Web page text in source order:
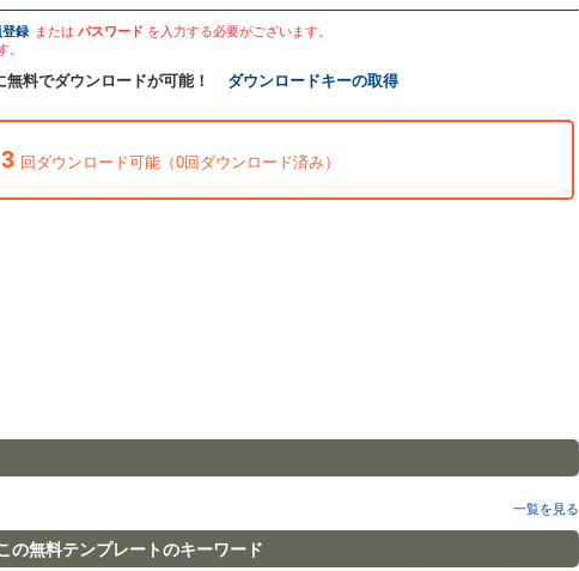
登録 または パスワード を入力する必要がございます。
。
無料でダウンロードが可能！ ダウンロードキーの取得
3 回ダウンロード可能（0回ダウンロード済み）
一覧を見る
の無料テンプレートのキーワード